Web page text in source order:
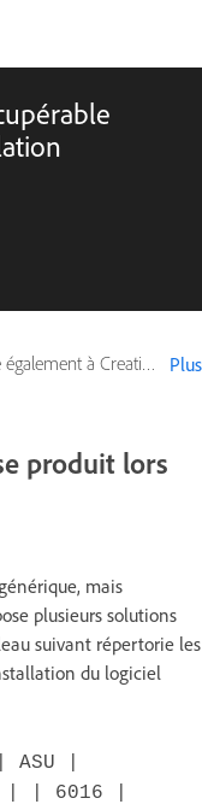
à Creative Suite CS4 Plus
produit lors
mais
plusieurs solutions
suivant répertorie les
du logiciel
|
| | 6016 |